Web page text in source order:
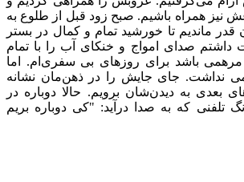
نیز همراه باشیم. صبح زود قبل از طلوع به
قدر ماندیم تا خورشید تمام و کمال در بستر
داشتم صدای امواج و خنکای آب را با تمام
مرهمی باشد برای روزهای بی سفری‌ام. اما
نداشت. جای جایش را در ذهن‌مان نشانه
بعدی به دیدن‌شان برویم. حالا دوباره در
تلفنی که به صدا درآید: "کی دوباره بریم